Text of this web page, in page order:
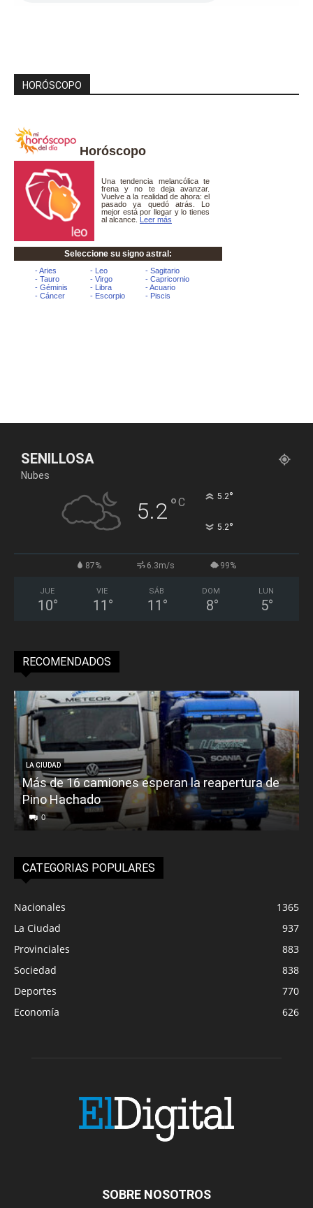
HORÓSCOPO
Horóscopo
SENILLOSA
Nubes
5.2°C 5.2°
5.2°
87% 6.3m/s 99%
JUE
10°
VIE
11 °
SÁB
11 °
DOM
8°
LUN
5°
RECOMENDADOS
LA CIUDAD
Más de 16 camiones esperan la reapertura de
Pino Hachado
0
CATEGORIAS POPULARES
Nacionales
1365
La Ciudad
937
Provinciales
883
Sociedad
838
Deportes
770
Economía
626
SOBRE NOSOTROS